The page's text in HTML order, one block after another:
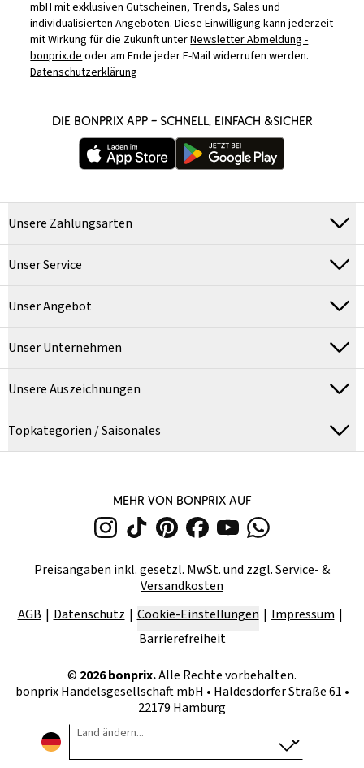
mbH mit exklusiven Gutscheinen, Trends, Sales und
individualisierten Angeboten. Diese Einwilligung kann jederzeit
mit Wirkung für die Zukunft unterNewsletter Abmeldung -
bonprix.deoder am Ende jeder E-Mail widerrufen werden.
Datenschutzerklärung
DIE BONPRIX APP – SCHNELL, EINFACH &SICHER
Unsere Zahlungsarten
Unser Service
Unser Angebot
Unser Unternehmen
Unsere Auszeichnungen
Topkategorien / Saisonales
MEHR VON BONPRIX AUF
Preisangaben inkl. gesetzl. MwSt. und zzgl.Service- &
Versandkosten
AGB
Datenschutz Cookie-Einstellungen
Impressum
Barrierefreiheit
© 2026bonprix.Alle Rechte vorbehalten.
bonprix Handelsgesellschaft mbH • Haldesdorfer Straße 61 •
22179 Hamburg
Land ändern...